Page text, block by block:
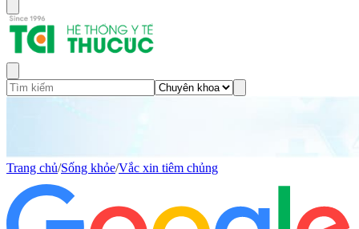
Trang chủ/Sống khỏe/Vắc xin tiêm chủng